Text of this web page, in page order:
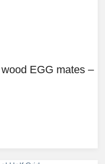
EGG mates –